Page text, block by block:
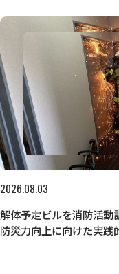
2026.08.03
解体予定ビルを消防活動
防災力向上に向けた実践